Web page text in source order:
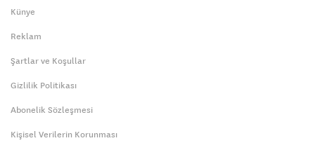
Künye
Reklam
Şartlar ve Koşullar
Gizlilik Politikası
Abonelik Sözleşmesi
Kişisel Verilerin Korunması